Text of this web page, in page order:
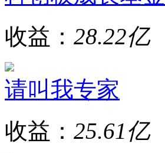
收益： 28.22亿
请叫我专家
收益： 25.61亿